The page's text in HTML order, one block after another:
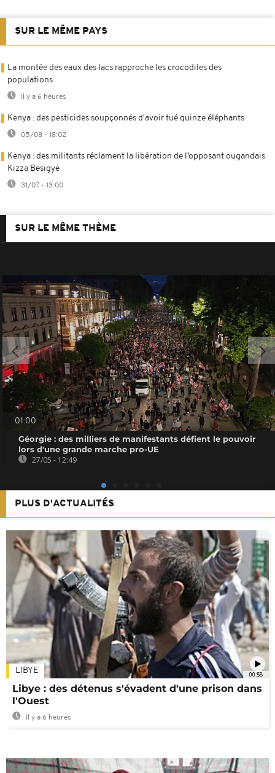
SUR LE MÊME PAYS
La montée des eaux des lacs rapproche les crocodiles des
populations
Il y a 6 heures
Kenya : des pesticides soupçonnés d'avoir tué quinze éléphants
05/08 - 18:02
Kenya : des militants réclament la libération de l’opposant ougandais
Kizza Besigye
31/07 - 13:00
SUR LE MÊME THÈME
01:00
Géorgie : des milliers de manifestants défient le pouvoir
lors d'une grande marche pro-UE
27/05 - 12:49
PLUS D'ACTUALITÉS
00:58
LIBYE
Libye : des détenus s'évadent d'une prison dans
l'Ouest
Il y a 6 heures